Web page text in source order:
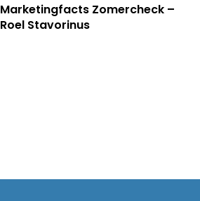
Marketingfacts Zomercheck –
Roel Stavorinus